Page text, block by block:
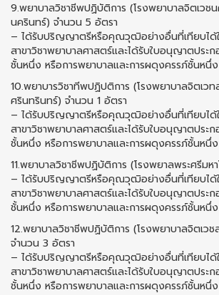
9.พยาบาลวิชาชีพปฏิบัติการ (โรงพยาบาลจิตเวชน
นครินทร์) จำนวน 5 อัตรา
– ได้รับปริญญาตรีหรือคุณวุฒิอย่างอื่นที่เทียบได้
สาขาวิชาพยาบาลศาสตร์และได้รับใบอนุญาตประ
ชั้นหนึ่ง หรือการพยาบาลและการผดุงครรภ์ชั้นหนึ่ง
10.พยาบารวิชาทีพปฏิปติการ (โรงพยาบาลจิตเวท
ศรินทรินทร์) จำนวน 1 อัตรา
– ได้รับปริญญาตรีหรือคุณวุฒิอย่างอื่นที่เทียบได้
สาขาวิชาพยาบาลศาสตร์และได้รับใบอนุญาตประ
ชั้นหนึ่ง หรือการพยาบาลและการผดุงครรภ์ชั้นหนึ่ง
11.พยาบาลวิชาชีพปฏิบัติการ (โรงพยาลพระศรีม
– ได้รับปริญญาตรีหรือคุณวุฒิอย่างอื่นที่เทียบได้
สาขาวิชาพยาบาลศาสตร์และได้รับใบอนุญาตประ
ชั้นหนึ่ง หรือการพยาบาลและการผดุงครรภ์ชั้นหนึ่ง
12.พยาบาลวิชาชีพปฏิบัติการ (โรงพยาบาลจิตเวช
จำนวน 3 อัตรา
– ได้รับปริญญาตรีหรือคุณวุฒิอย่างอื่นที่เทียบได้
สาขาวิชาพยาบาลศาสตร์และได้รับใบอนุญาตประ
ชั้นหนึ่ง หรือการพยาบาลและการผดุงครรภ์ชั้นหนึ่ง